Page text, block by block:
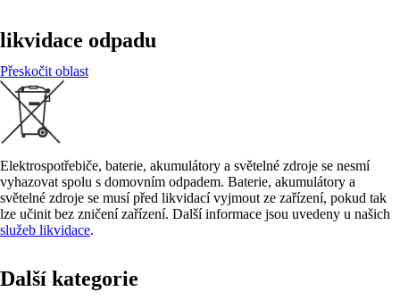
likvidace odpadu
Přeskočit oblast
Elektrospotřebiče, baterie, akumulátory a světelné zdroje se nesmí
vyhazovat spolu s domovním odpadem. Baterie, akumulátory a
světelné zdroje se musí před likvidací vyjmout ze zařízení, pokud tak
lze učinit bez zničení zařízení. Další informace jsou uvedeny u našich
služeb likvidace.
Další kategorie